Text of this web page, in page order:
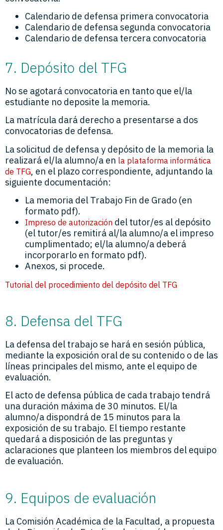
Calendario de defensa primera convocatoria
Calendario de defensa segunda convocatoria
Calendario de defensa tercera convocatoria
7. Depósito del TFG
No se agotará convocatoria en tanto que el/la
estudiante no deposite la memoria.
La matrícula dará derecho a presentarse a dos
convocatorias de defensa.
La solicitud de defensa y depósito de la memoria la
realizará el/la alumno/a en la plataforma informática
de TFG, en el plazo correspondiente, adjuntando la
siguiente documentación:
La memoria del Trabajo Fin de Grado (en
formato pdf).
Impreso de autorización del tutor/es al depósito
(el tutor/es remitirá al/la alumno/a el impreso
cumplimentado; el/la alumno/a deberá
incorporarlo en formato pdf).
Anexos, si procede.
Tutorial del procedimiento del depósito del TFG
8. Defensa del TFG
La defensa del trabajo se hará en sesión pública,
mediante la exposición oral de su contenido o de las
líneas principales del mismo, ante el equipo de
evaluación.
El acto de defensa pública de cada trabajo tendrá
una duración máxima de 30 minutos. El/la
alumno/a dispondrá de 15 minutos para la
exposición de su trabajo. El tiempo restante
quedará a disposición de las preguntas y
aclaraciones que planteen los miembros del equipo
de evaluación.
9. Equipos de evaluación
La Comisión Académica de la Facultad, a propuesta